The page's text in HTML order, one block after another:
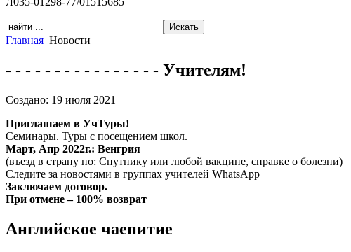
Главная Новости
- - - - - - - - - - - - - - - - Учителям!
Создано: 19 июля 2021
Приглашаем в УчТуры!
Семинары. Туры с посещением школ.
Март, Апр 2022г.: Венгрия
(въезд в страну по: Спутнику или любой вакцине, справке о болезни)
Следите за новостями в группах учителей WhatsApp
Заключаем договор.
При отмене – 100% возврат
Английское чаепитие